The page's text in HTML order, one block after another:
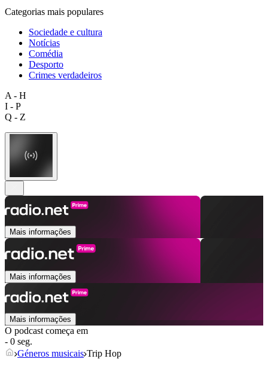
Categorias mais populares
Sociedade e cultura
Notícias
Comédia
Desporto
Crimes verdadeiros
A - H
I - P
Q - Z
Mais informações
Mais informações
Mais informações
O podcast começa em
- 0 seg.
Géneros musicais Trip Hop